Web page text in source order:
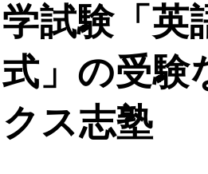
学試験「英
式」の受験
クス志塾